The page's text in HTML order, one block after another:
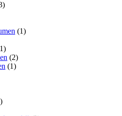
(1)
(2)
(1)